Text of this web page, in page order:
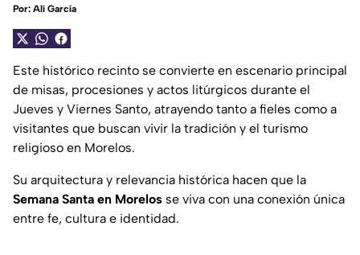
Por: Alí García
Este histórico recinto se convierte en escenario principal
de misas, procesiones y actos litúrgicos durante el
Jueves y Viernes Santo, atrayendo tanto a fieles como a
visitantes que buscan vivir la tradición y el turismo
religioso en Morelos.
Su arquitectura y relevancia histórica hacen que la
Semana Santa en Morelos se viva con una conexión única
entre fe, cultura e identidad.